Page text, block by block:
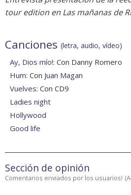
tour edition en Las mañanas de
Canciones (letra, audio, vídeo)
Ay, Dios mío!: Con Danny Romero
Hum: Con Juan Magan
Vuelves: Con CD9
Ladies night
Hollywood
Good life
Sección de opinión
Comentarios enviados por los usuarios! (